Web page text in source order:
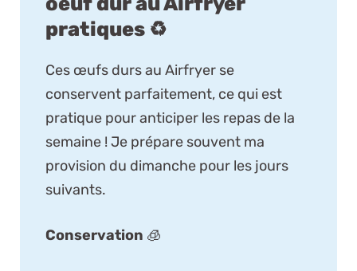
pratiques ♻️
Ces œufs durs au Airfryer se
conservent parfaitement, ce qui est
pratique pour anticiper les repas de la
semaine ! Je prépare souvent ma
provision du dimanche pour les jours
suivants.
Conservation 🧊